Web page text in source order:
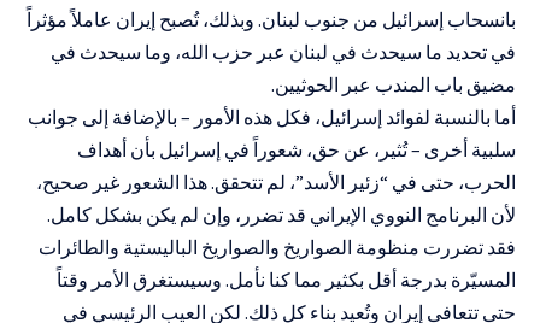
بانسحاب إسرائيل من جنوب لبنان. وبذلك، تُصبح إيران عاملاً مؤثراً
في تحديد ما سيحدث في لبنان عبر حزب الله، وما سيحدث في
مضيق باب المندب عبر الحوثيين.
أما بالنسبة لفوائد إسرائيل، فكل هذه الأمور – بالإضافة إلى جوانب
سلبية أخرى – تُثير، عن حق، شعوراً في إسرائيل بأن أهداف
الحرب، حتى في “زئير الأسد”، لم تتحقق. هذا الشعور غير صحيح،
لأن البرنامج النووي الإيراني قد تضرر، وإن لم يكن بشكل كامل.
فقد تضررت منظومة الصواريخ والصواريخ الباليستية والطائرات
المسيّرة بدرجة أقل بكثير مما كنا نأمل. وسيستغرق الأمر وقتاً
حتى تتعافى إيران وتُعيد بناء كل ذلك. لكن العيب الرئيسي في